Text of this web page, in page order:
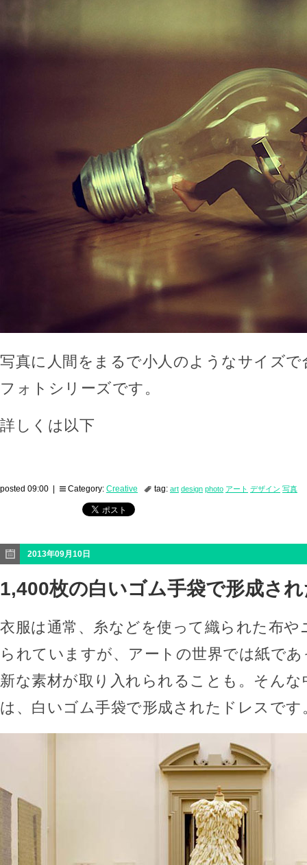
写真に人間をまるで小人のようなサイズで
フォトシリーズです。
詳しくは以下
posted 09:00 | Category: Creative tag: art design photo アート デザイン 写真
2013年09月10日
1,400枚の白いゴム手袋で形成さ
衣服は通常、糸などを使って織られた布や
られていますが、アートの世界では紙で
新な素材が取り入れられることも。そんな
は、白いゴム手袋で形成されたドレスです